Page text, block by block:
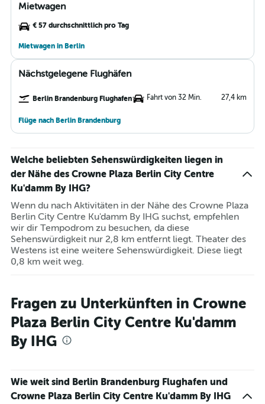
Mietwagen
€ 57 durchschnittlich pro Tag
Mietwagen in Berlin
Nächstgelegene Flughäfen
Berlin Brandenburg Flughafen Fahrt von 32 Min. 27,4 km
Flüge nach Berlin Brandenburg
Welche beliebten Sehenswürdigkeiten liegen in
der Nähe des Crowne Plaza Berlin City Centre
Ku'damm By IHG?
Wenn du nach Aktivitäten in der Nähe des Crowne Plaza
Berlin City Centre Ku'damm By IHG suchst, empfehlen
wir dir Tempodrom zu besuchen, da diese
Sehenswürdigkeit nur 2,8 km entfernt liegt. Theater des
Westens ist eine weitere Sehenswürdigkeit. Diese liegt
0,8 km weit weg.
Fragen zu Unterkünften in Crowne
Plaza Berlin City Centre Ku'damm
By IHG
Wie weit sind Berlin Brandenburg Flughafen und
Crowne Plaza Berlin City Centre Ku'damm By IHG